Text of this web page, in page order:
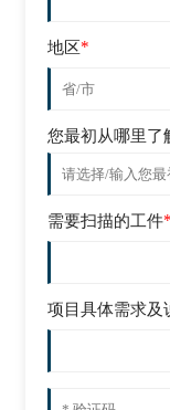
地区*
您最初从哪里了
需要扫描的工件*
项目具体需求及